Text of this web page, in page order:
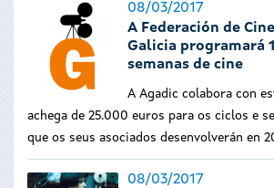
08/03/2017
A Federación de
Galicia programará
semanas de cine
A Agadic colabora con
achega de 25.000 euros para os ciclos e
que os seus asociados desenvolverán en
08/03/2017